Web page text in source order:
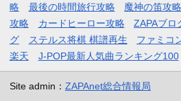
略
最後の時間旅行攻略 魔神の笛攻略
攻略
カードヒーロー攻略 ZAPAブロ
グ
ステルス将棋 棋譜再生 ファミコ
楽天
J-POP最新人気曲ランキング100
Site admin： ZAPAnet総合情報局